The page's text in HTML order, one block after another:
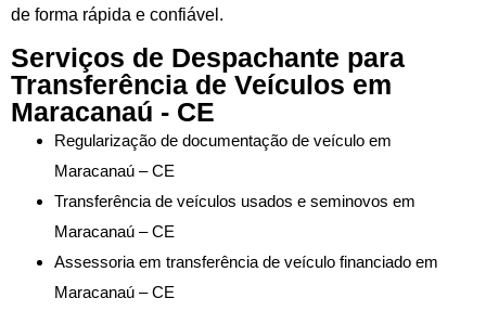
de forma rápida e confiável.
Serviços de Despachante para
Transferência de Veículos em
Maracanaú - CE
Regularização de documentação de veículo em
Maracanaú – CE
Transferência de veículos usados e seminovos em
Maracanaú – CE
Assessoria em transferência de veículo financiado em
Maracanaú – CE